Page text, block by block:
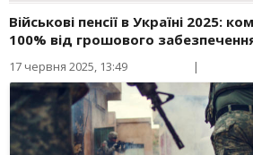
Військові пенсії в Україні 2025:
100% від грошового
17 червня 2025, 13:49 |